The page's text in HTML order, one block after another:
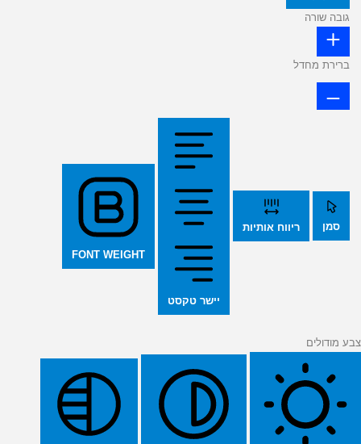
גובה שורה
ברירת מחדל
סמן ריווח אותיות
יישר טקסט
FONT WEIGHT
צבע מודולים